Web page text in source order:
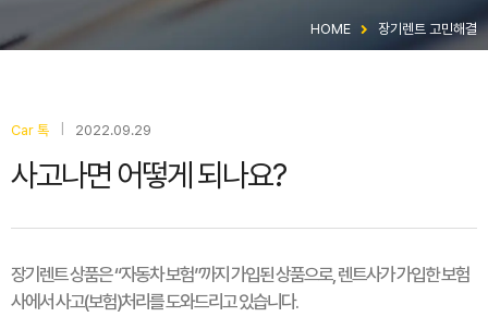
HOME 장기렌트 고민해결
Car 톡 2022.09.29
사고나면 어떻게 되나요?
장기렌트 상품은 “자동차 보험”까지 가입된 상품으로, 렌트사가 가입한 보험
사에서 사고(보험)처리를 도와드리고 있습니다.